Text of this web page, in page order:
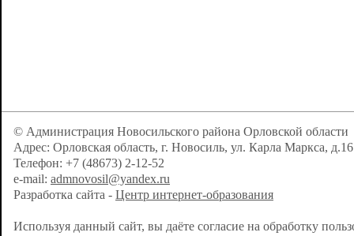
© Администрация Новосильского района Орловской области
Адрес: Орловская область, г. Новосиль, ул. Карла Маркса, д.16
Телефон: +7 (48673) 2-12-52
e-mail: admnovosil@yandex.ru
Разработка сайта - Центр интернет-образования
Используя данный сайт, вы даёте согласие на обработку